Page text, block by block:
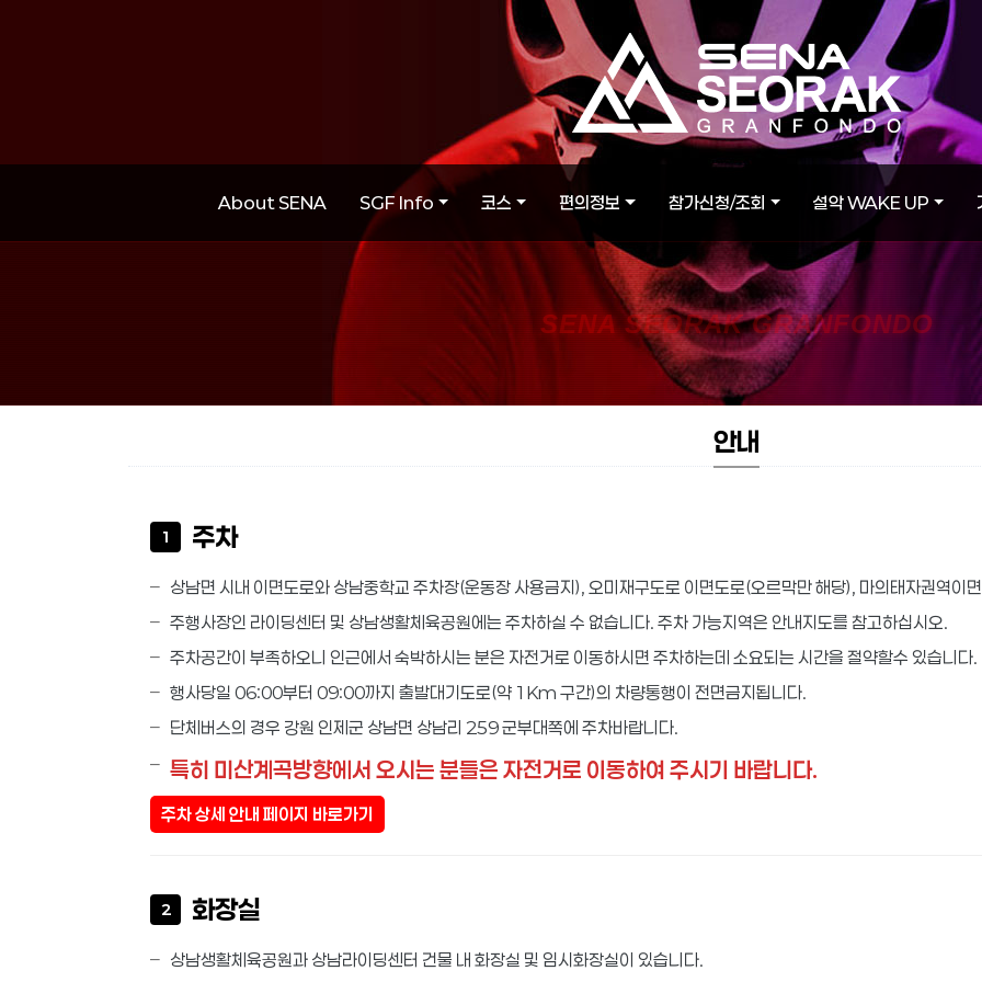
About SENA SGF Info 코스 편의정보 참가신청/조회 설악 WAKE UP
SENA SEORAK GRANFONDO
안내
1 주차
상남면 시내 이면도로와 상남중학교 주차장(운동장 사용금지), 오미재구도로 이면도로(오르막만 해당), 마의태자권역이
주행사장인 라이딩센터 및 상남생활체육공원에는 주차하실 수 없습니다. 주차 가능지역은 안내지도를 참고하십시오.
주차공간이 부족하오니 인근에서 숙박하시는 분은 자전거로 이동하시면 주차하는데 소요되는 시간을 절약할수 있습니다.
행사당일 06:00부터 09:00까지 출발대기도로(약 1Km 구간)의 차량통행이 전면금지됩니다.
단체버스의 경우 강원 인제군 상남면 상남리 259 군부대쪽에 주차바랍니다.
특히 미산계곡방향에서 오시는 분들은 자전거로 이동하여 주시기 바랍니다.
주차 상세 안내 페이지 바로가기
2 화장실
상남생활체육공원과 상남라이딩센터 건물 내 화장실 및 임시화장실이 있습니다.